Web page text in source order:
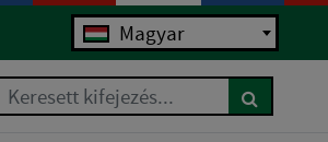
Magyar
Keresett kifejezés...